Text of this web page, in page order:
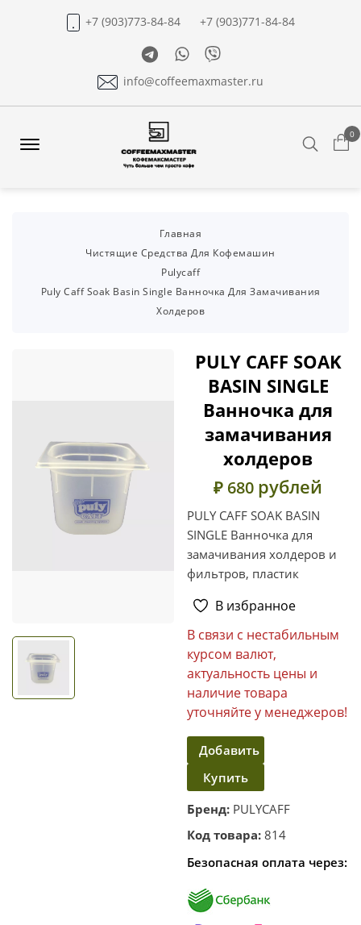
+7 (903)773-84-84
+7 (903)771-84-84
TelegramWhatsapp
Viber
info@coffeemaxmaster.ru
0
Главная
Чистящие Средства Для Кофемашин
Pulycaff
Puly Caff Soak Basin Single Ванночка Для Замачивания
Холдеров
PULY CAFF SOAK
BASIN SINGLE
Ванночка для
замачивания
холдеров
₽ 680 рублей
PULY CAFF SOAK BASIN
SINGLE Ванночка для
замачивания холдеров и
фильтров, пластик
В избранное
В связи с нестабильным
курсом валют,
актуальность цены и
наличие товара
уточняйте у менеджеров!
Добавить
в
корзину
Купить
в один
клик
Бренд: PULYCAFF
Код товара: 814
Безопасная оплата через: